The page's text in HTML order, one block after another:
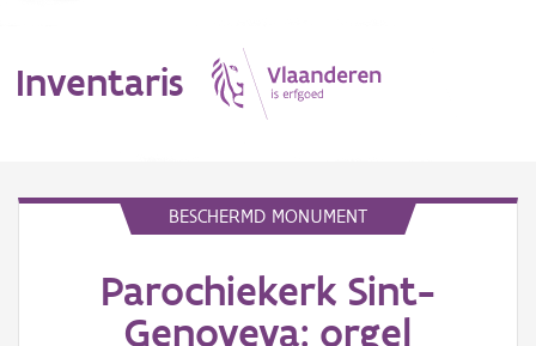
Inventaris
Erfgoedobject
BESCHERMD MONUMENT
Parochiekerk Sint-
Genoveva: orgel